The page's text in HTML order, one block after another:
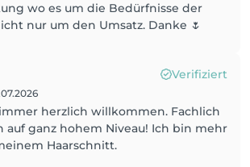
wo es um die Bedürfnisse der
nur um den Umsatz. Danke 🌷
Verifiziert
herzlich willkommen. Fachlich
auf ganz hohem Niveau! Ich bin mehr
Haarschnitt.